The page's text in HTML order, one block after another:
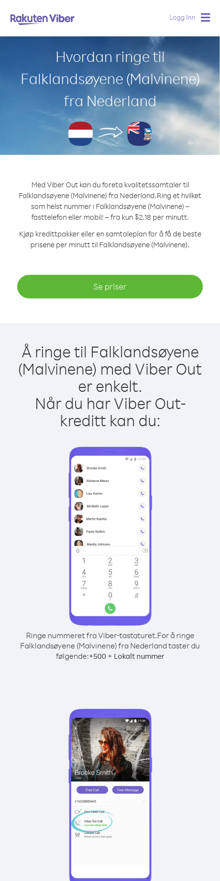
Logg Inn
Hvordan ringe til
Falklandsøyene (Malvinene)
fra Nederland
Med Viber Out kan du foreta kvalitetssamtaler til
Falklandsøyene (Malvinene) fra Nederland.Ring et hvilket
som helst nummer i Falklandsøyene (Malvinene) –
fasttelefon eller mobil! – fra kun $2.18 per minutt.
Kjøp kredittpakker eller en samtaleplan for å få de beste
prisene per minutt til Falklandsøyene (Malvinene).
Se priser
Å ringe til Falklandsøyene
(Malvinene) med Viber Out
er enkelt.
Når du har Viber Out-
kreditt kan du:
Ringe nummeret fra Viber-tastaturet.For å ringe
Falklandsøyene (Malvinene) fra Nederland taster du
følgende:+500+ Lokalt nummer